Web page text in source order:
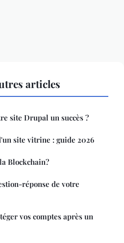
articles
site Drupal un succès ?
site vitrine : guide 2026
Blockchain?
réponse de votre
vos comptes après un